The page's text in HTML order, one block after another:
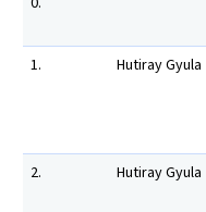
1. Hutiray Gyula
2.
Hutiray Gyula